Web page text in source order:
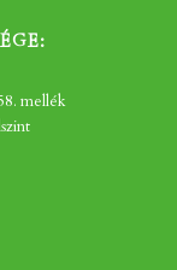
mellék